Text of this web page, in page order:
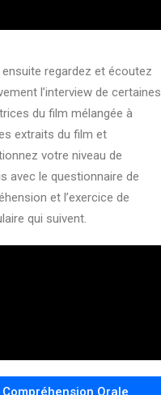
ensuite regardez et écoutez
l’interview de certaines
du film mélangée à
extraits du film et
votre niveau de
avec le questionnaire de
et l’exercice de
qui suivent.
Compréhension Orale